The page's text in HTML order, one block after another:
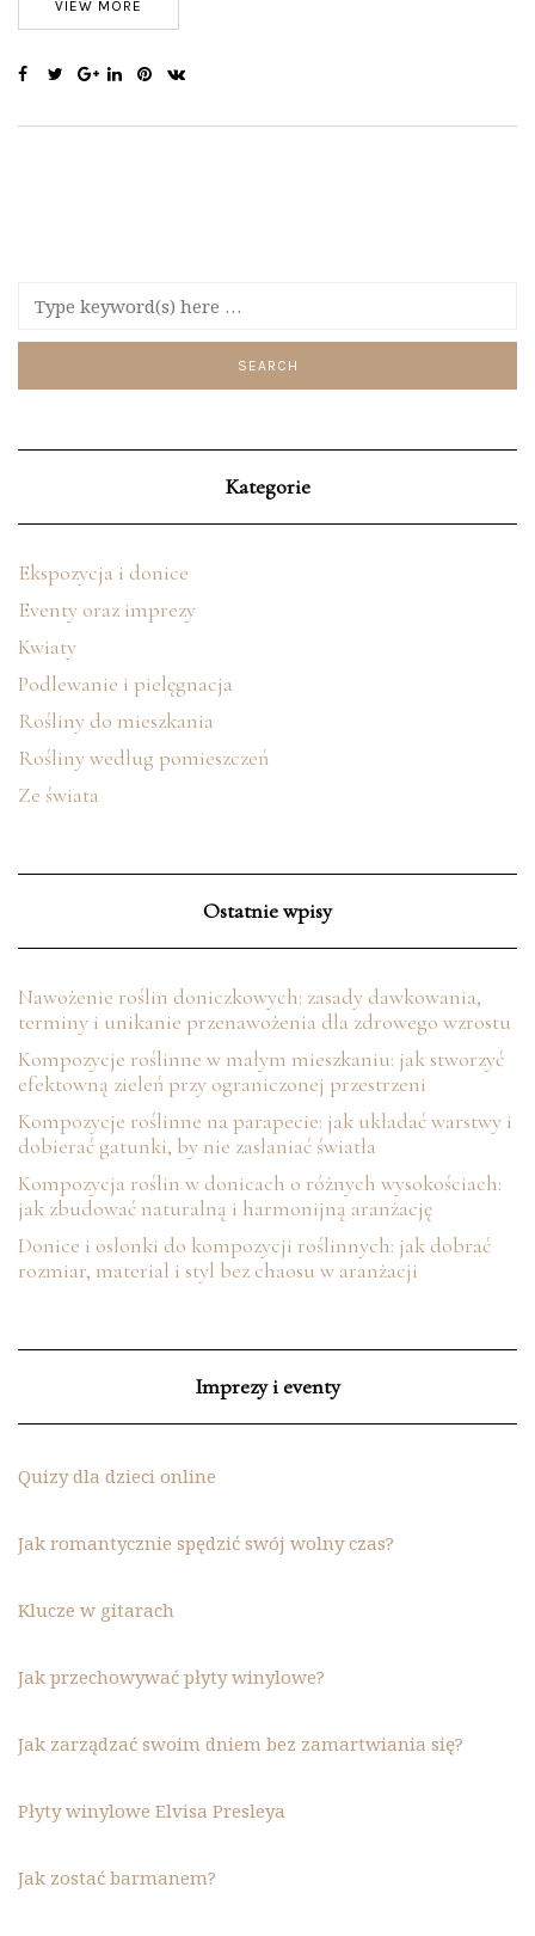
VIEW MORE
Kategorie
Ekspozycja i donice
Eventy oraz imprezy
Kwiaty
Podlewanie i pielęgnacja
Rośliny do mieszkania
Rośliny według pomieszczeń
Ze świata
Ostatnie wpisy
Nawożenie roślin doniczkowych: zasady dawkowania,
terminy i unikanie przenawożenia dla zdrowego wzrostu
Kompozycje roślinne w małym mieszkaniu: jak stworzyć
efektowną zieleń przy ograniczonej przestrzeni
Kompozycje roślinne na parapecie: jak układać warstwy i
dobierać gatunki, by nie zasłaniać światła
Kompozycja roślin w donicach o różnych wysokościach:
jak zbudować naturalną i harmonijną aranżację
Donice i osłonki do kompozycji roślinnych: jak dobrać
rozmiar, materiał i styl bez chaosu w aranżacji
Imprezy i eventy
Quizy dla dzieci online
Jak romantycznie spędzić swój wolny czas?
Klucze w gitarach
Jak przechowywać płyty winylowe?
Jak zarządzać swoim dniem bez zamartwiania się?
Płyty winylowe Elvisa Presleya
Jak zostać barmanem?